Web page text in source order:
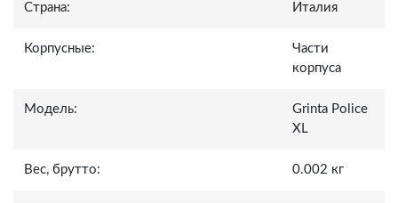
Страна: Италия
Корпусные:
Части
корпуса
Модель:
Grinta Police
XL
Вес, брутто: 0.002 кг